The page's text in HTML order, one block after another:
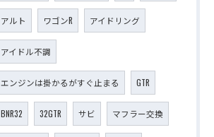
アルト ワゴンR アイドリング
アイドル不調
エンジンは掛かるがすぐ止まる GTR
BNR32 32GTR サビ マフラー交換